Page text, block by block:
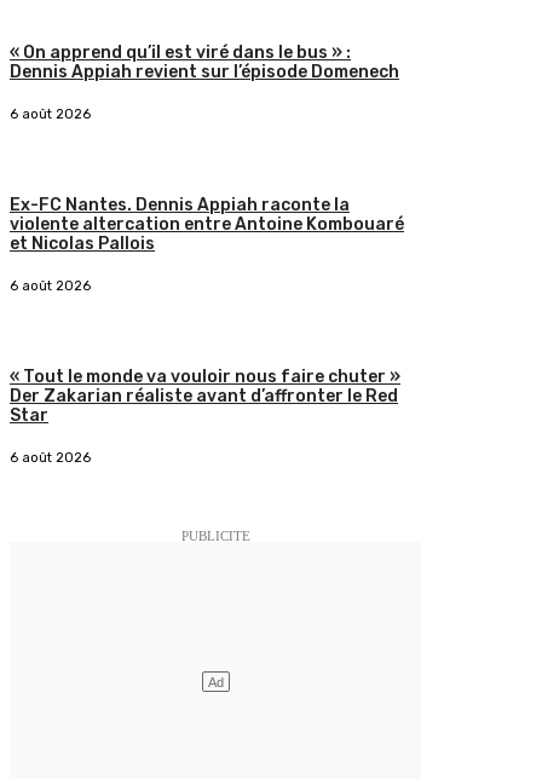
« On apprend qu’il est viré dans le bus » :
Dennis Appiah revient sur l’épisode Domenech
6 août 2026
Ex-FC Nantes. Dennis Appiah raconte la
violente altercation entre Antoine Kombouaré
et Nicolas Pallois
6 août 2026
« Tout le monde va vouloir nous faire chuter »
Der Zakarian réaliste avant d’affronter le Red
Star
6 août 2026